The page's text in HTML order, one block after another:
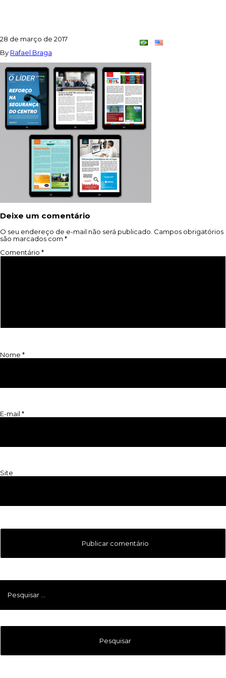
28 de março de 2017
By Rafael Braga
Deixe um comentário
O seu endereço de e-mail não será publicado. Campos obrigatórios
são marcados com *
Comentário *
Nome *
E-mail *
Site
Pesquisar